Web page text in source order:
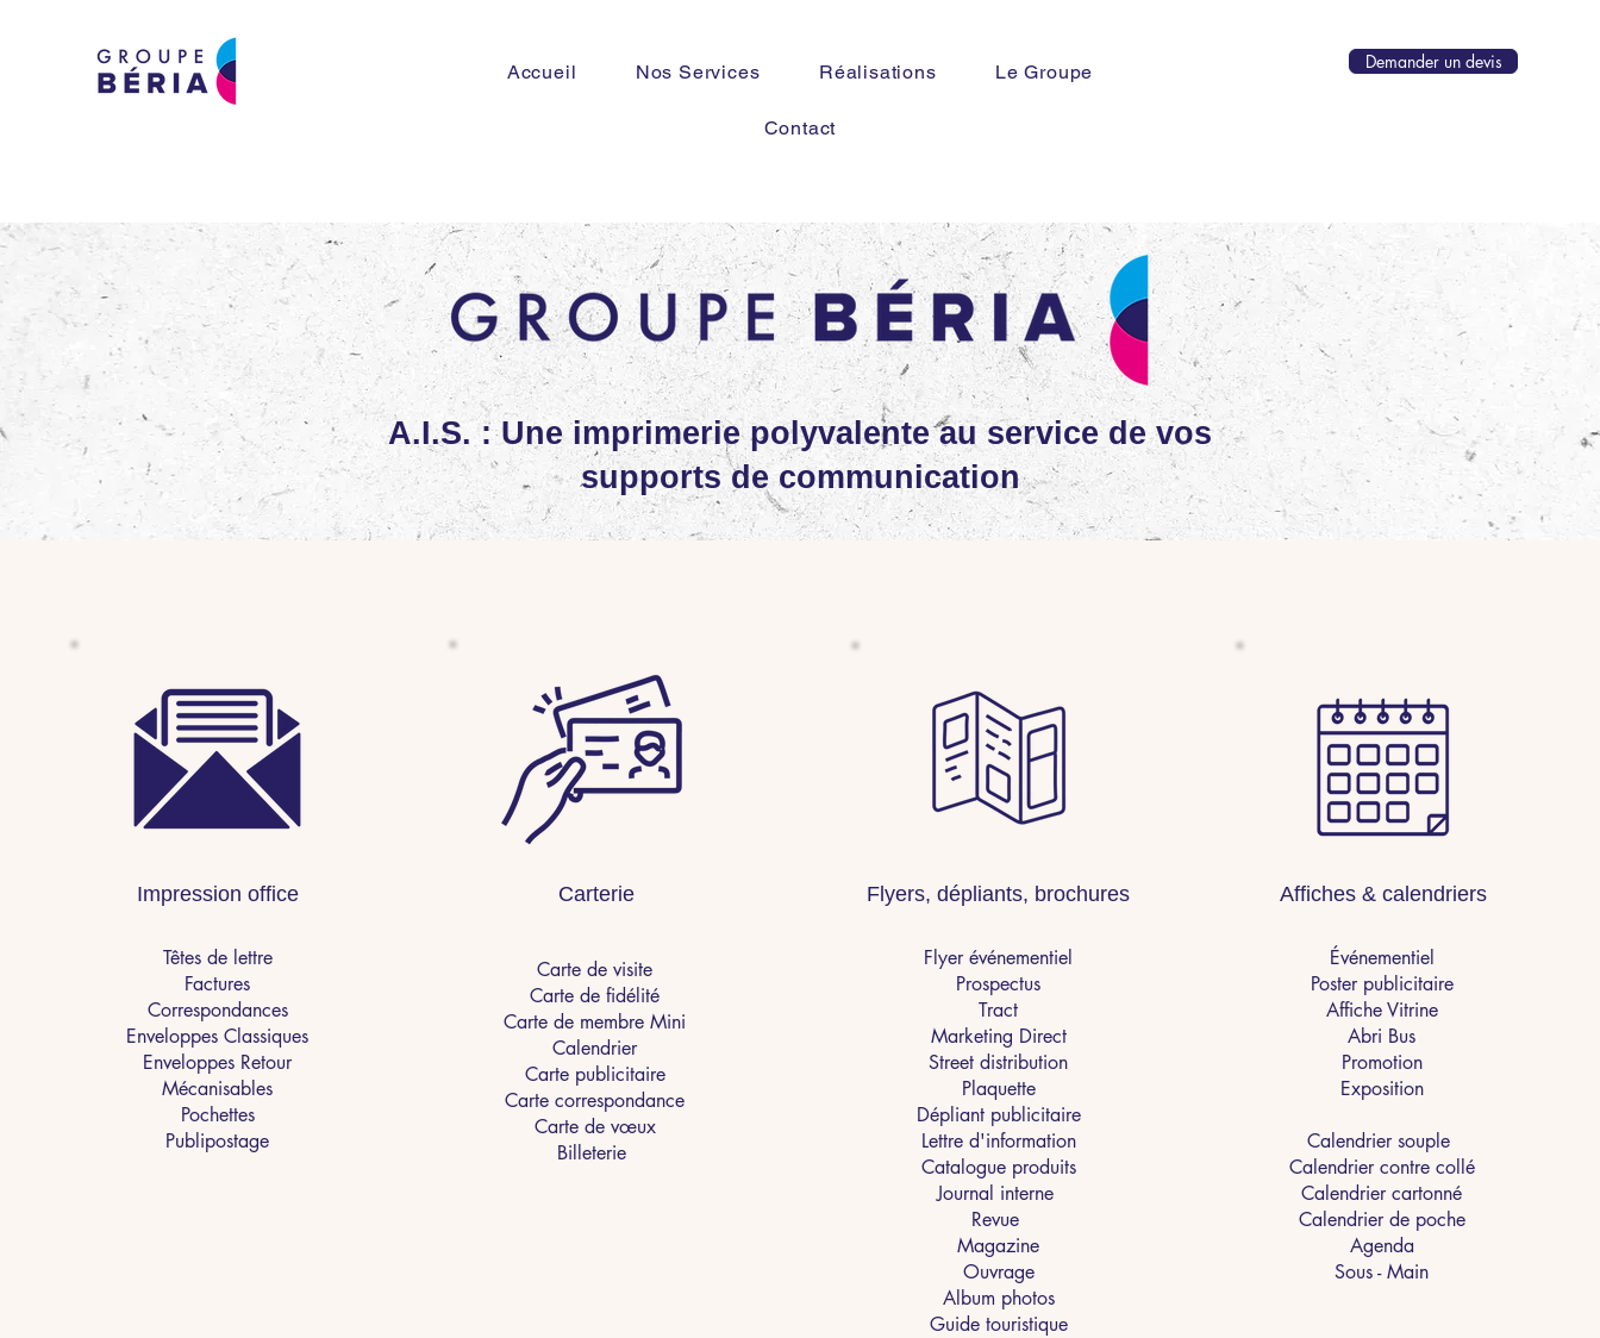
Accueil Nos Services Réalisations Le Groupe
Contact
Demander un devis
A.I.S. : Une imprimerie polyvalente au service de vos
supports de communication
Têtes de lettre
Factures
Correspondances
Enveloppes Classiques
Enveloppes Retour
Mécanisables
Pochettes
Publipostage
Impression office
Carte de visite
Carte de fidélité
Carte de membre Mini
Calendrier
Carte publicitaire
Carte correspondance
Carte de vœux
Billeterie
Carterie
Flyer événementiel
Prospectus
Tract
Marketing Direct
Street distribution
Plaquette
Dépliant publicitaire
Lettre d'information
Catalogue produits
Journal interne
Revue
Magazine
Ouvrage
Album photos
Guide touristique
Flyers, dépliants, brochures
Événementiel
Poster publicitaire
Affiche Vitrine
Abri Bus
Promotion
Exposition
Calendrier souple
Calendrier contre collé
Calendrier cartonné
Calendrier de poche
Agenda
Sous - Main
Affiches & calendriers